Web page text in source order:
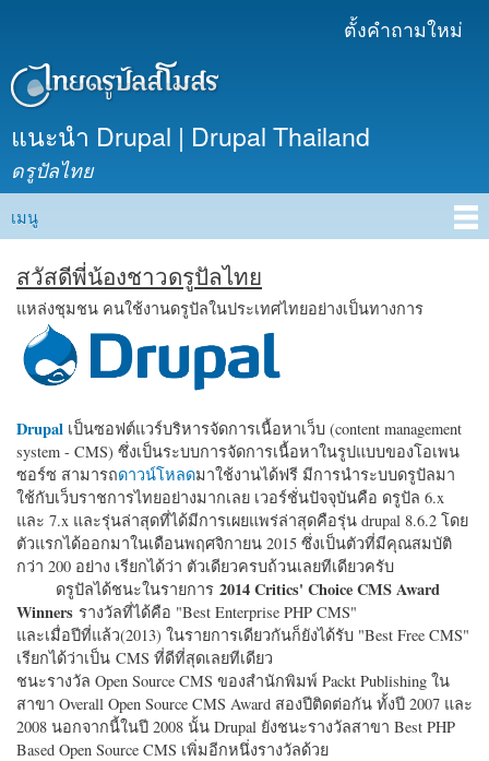
เนื้อหา
ตั้งคำถามใหม่
แนะนำ Drupal | Drupal Thailand
ดรูปัลไทย
Main menu
เมนู
สวัสดีพี่น้องชาวดรูปัลไทย
แหล่งชุมชน คนใช้งานดรูปัลในประเทศไทยอย่างเป็นทางการ
Drupal เป็นซอฟต์แวร์บริหารจัดการเนื้อหาเว็บ (content management
system - CMS) ซึ่งเป็นระบบการจัดการเนื้อหาในรูปแบบของโอเพน
ซอร์ซ สามารถดาวน์โหลดมาใช้งานได้ฟรี มีการนำระบบดรูปัลมา
ใช้กับเว็บราชการไทยอย่างมากเลย เวอร์ชั่นปัจจุบันคือ ดรูปัล 6.x
และ 7.x และรุ่นล่าสุดที่ได้มีการเผยแพร่ล่าสุดคือรุ่น drupal 8.6.2 โดย
ตัวแรกได้ออกมาในเดือนพฤศจิกายน 2015 ซึ่งเป็นตัวที่มีคุณสมบัติ
กว่า 200 อย่าง เรียกได้ว่า ตัวเดียวครบถ้วนเลยทีเดียวครับ
ดรูปัลได้ชนะในรายการ 2014 Critics' Choice CMS Award
Winners รางวัลที่ได้คือ "Best Enterprise PHP CMS"
และเมื่อปีที่แล้ว(2013) ในรายการเดียวกันก็ยังได้รับ "Best Free CMS"
เรียกได้ว่าเป็น CMS ที่ดีที่สุดเลยทีเดียว
ชนะรางวัล Open Source CMS ของสำนักพิมพ์ Packt Publishing ใน
สาขา Overall Open Source CMS Award สองปีติดต่อกัน ทั้งปี 2007 และ
2008 นอกจากนี้ในปี 2008 นั้น Drupal ยังชนะรางวัลสาขา Best PHP
Based Open Source CMS เพิ่มอีกหนึ่งรางวัลด้วย